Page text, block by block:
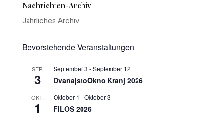
Nachrichten-Archiv
Jährliches Archiv
Bevorstehende Veranstaltungen
SEP.
3
September 3 -September 12
DvanajstoOkno Kranj 2026
OKT.
1
Oktober 1 -Oktober 3
FILOS 2026